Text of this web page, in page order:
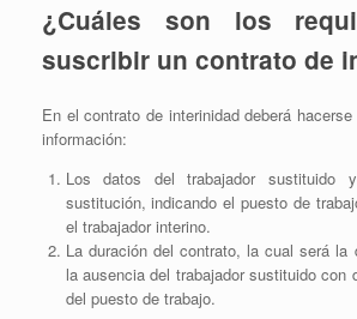
¿Cuáles son los
suscribir un contrato de
En el contrato de interinidad deberá
información:
Los datos del trabajador
sustitución, indicando el puesto de
el trabajador interino.
La duración del contrato, la cual será la
la ausencia del trabajador sustituido con
del puesto de trabajo.